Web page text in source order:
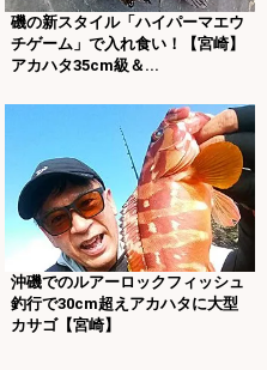
磯の新スタイル「ハイパーマエウ
チゲーム」で入れ食い！【宮崎】
アカハタ35cm級＆...
沖磯でのルアーロックフィッシュ
釣行で30cm超えアカハタに大型
カサゴ【宮崎】